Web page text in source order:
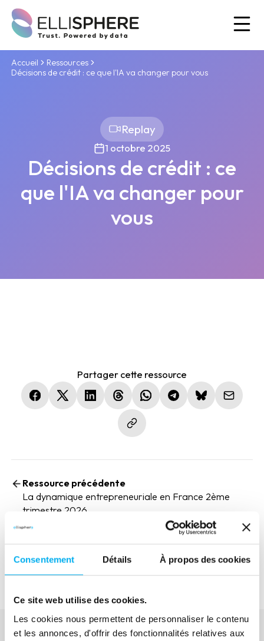
Consentement Détails À propos des cookies
Ce site web utilise des cookies.
Les cookies nous permettent de personnaliser le contenu
et les annonces, d'offrir des fonctionnalités relatives aux
Accueil
Ressources
Décisions de crédit : ce que l'IA va changer pour vous
Replay
1 octobre 2025
Décisions de crédit : ce
que l'IA va changer pour
vous
Partager cette ressource
(nouvelle fenêtre)
(nouvelle fenêtre)
(nouvelle fenêtre)
(nouvelle fenêtre)
(nouvelle fenêtre)
(nouvelle fenêtre)
(nouvelle
Ressource précédente
La dynamique entrepreneuriale en France 2ème
trimestre 2026
Ressource suivante
Eric Latreuille, Vice-Président International de
l'AFDCC